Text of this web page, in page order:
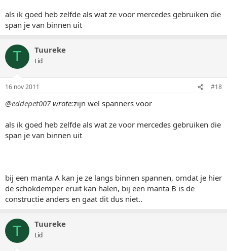
als ik goed heb zelfde als wat ze voor mercedes gebruiken die
span je van binnen uit
T Tuureke
Lid
16 nov 2011 #18
@eddepet007wrote:zijn wel spanners voor
als ik goed heb zelfde als wat ze voor mercedes gebruiken die
span je van binnen uit
bij een manta A kan je ze langs binnen spannen, omdat je hier
de schokdemper eruit kan halen, bij een manta B is de
constructie anders en gaat dit dus niet..
T Tuureke
Lid